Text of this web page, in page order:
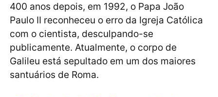
400 anos depois, em 1992, o Papa João
Paulo II reconheceu o erro da Igreja Católica
com o cientista, desculpando-se
publicamente. Atualmente, o corpo de
Galileu está sepultado em um dos maiores
santuários de Roma.